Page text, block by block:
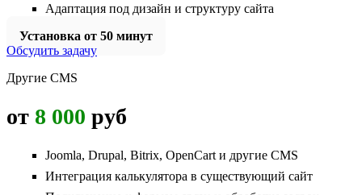
Адаптация под дизайн и структуру сайта
Установка от 50 минут
Обсудить задачу
Другие CMS
от 8 000 руб
Joomla, Drupal, Bitrix, OpenCart и другие CMS
Интеграция калькулятора в существующий сайт